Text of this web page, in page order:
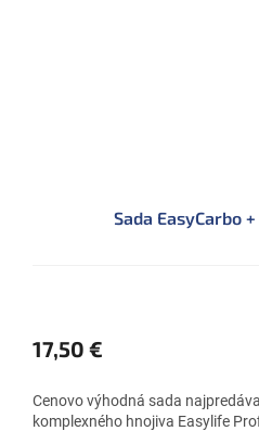
Sada EasyCarbo
17,50 €
Cenovo výhodná sada
komplexného hnojiva Easylife